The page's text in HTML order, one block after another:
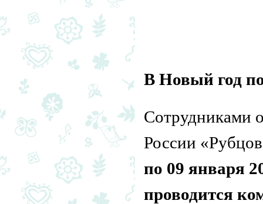
В Новый год
Сотрудниками
России
по 09 января
проводится